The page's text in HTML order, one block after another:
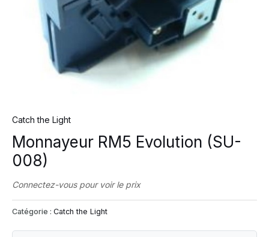
Catch the Light
Monnayeur RM5 Evolution (SU-
008)
Connectez-vous pour voir le prix
Catégorie : Catch the Light